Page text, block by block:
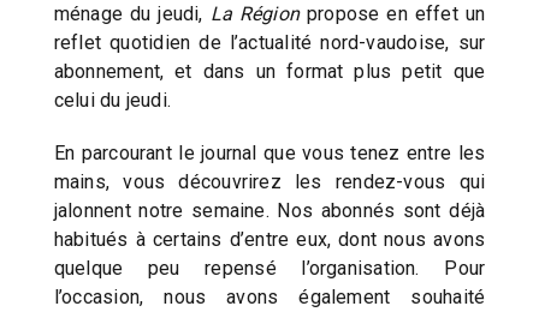
ménage du jeudi, La Régionpropose en effet un
reflet quotidien de l’actualité nord-vaudoise, sur
abonnement, et dans un format plus petit que
celui du jeudi.
En parcourant le journal que vous tenez entre les
mains, vous découvrirez les rendez-vous qui
jalonnent notre semaine. Nos abonnés sont déjà
habitués à certains d’entre eux, dont nous avons
quelque peu repensé l’organisation. Pour
l’occasion, nous avons également souhaité